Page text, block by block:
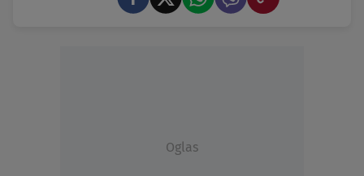
Oglas